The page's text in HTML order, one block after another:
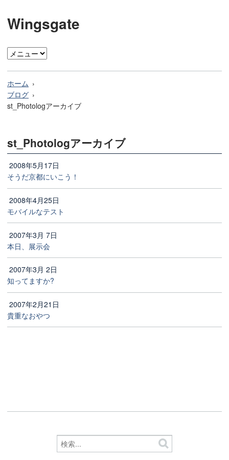
Wingsgate
ホーム
ブログ
st_Photologアーカイブ
st_Photologアーカイブ
2008年5月17日
そうだ京都にいこう！
2008年4月25日
モバイルなテスト
2007年3月 7日
本日、展示会
2007年3月 2日
知ってますか?
2007年2月21日
貴重なおやつ